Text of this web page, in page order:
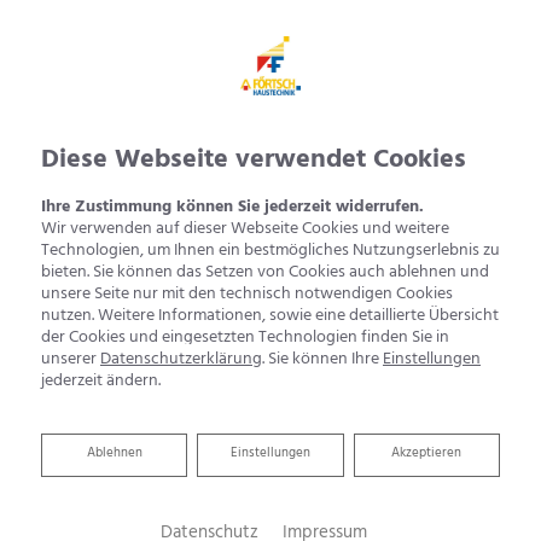
Diese Webseite verwendet Cookies
Ihre Zustimmung können Sie jederzeit widerrufen.
Wir verwenden auf dieser Webseite Cookies und weitere
Technologien, um Ihnen ein bestmögliches Nutzungserlebnis zu
bieten. Sie können das Setzen von Cookies auch ablehnen und
unsere Seite nur mit den technisch notwendigen Cookies
nutzen. Weitere Informationen, sowie eine detaillierte Übersicht
der Cookies und eingesetzten Technologien finden Sie in
unsererDatenschutzerklärung. Sie können IhreEinstellungen
jederzeit ändern.
Akzeptieren
Einstellungen
Ablehnen
Ablehnen